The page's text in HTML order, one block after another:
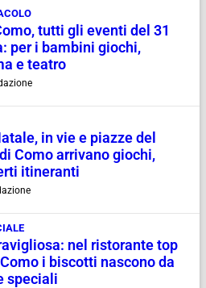
tutti gli eventi del 31
per i bambini giochi,
e teatro
in vie e piazze del
Como arrivano giochi,
itineranti
nel ristorante top
i biscotti nascono da
speciali